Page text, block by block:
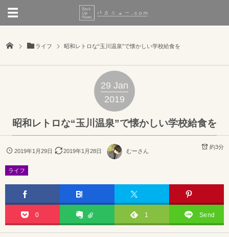
ライフ 昭和レトロな“玉川温泉”で懐かしい学校給食を
29 Jan
2019
昭和レトロな“玉川温泉”で懐かしい学校給食を
2019年1月29日 2019年1月28日 むーさん
約3分
ライフ
0 1 Send